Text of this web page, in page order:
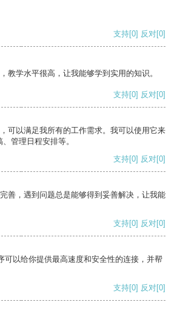
支持[0] 反对[0]
教学水平很高，让我能够学到实用的知识。
支持[0] 反对[0]
可以满足我所有的工作需求。我可以使用它来
管理日程安排等。
支持[0] 反对[0]
善，遇到问题总是能够得到妥善解决，让我能
支持[0] 反对[0]
可以给你提供最高速度和安全性的连接，并帮
支持[0] 反对[0]